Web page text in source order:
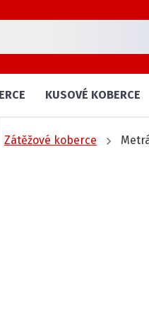
KUSOVÉ KOBERCE
Zátěžové koberce